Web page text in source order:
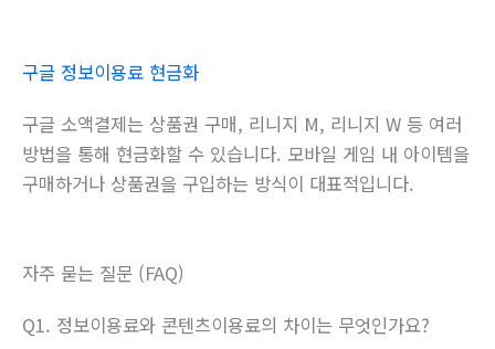
구글 정보이용료 현금화
구글 소액결제는 상품권 구매, 리니지 M, 리니지 W 등 여러
방법을 통해 현금화할 수 있습니다. 모바일 게임 내 아이템을
구매하거나 상품권을 구입하는 방식이 대표적입니다.
자주 묻는 질문 (FAQ)
Q1. 정보이용료와 콘텐츠이용료의 차이는 무엇인가요?